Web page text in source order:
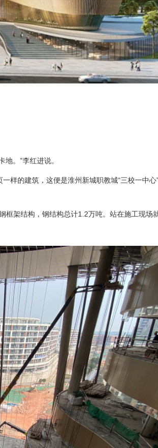
。”李红进说。
样的建筑，这便是淮州新城职教城“三校一中心
架结构，钢结构总计1.2万吨。站在施工现场